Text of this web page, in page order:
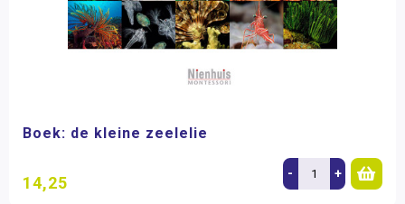
Boek: de kleine zeelelie
14,25 - +